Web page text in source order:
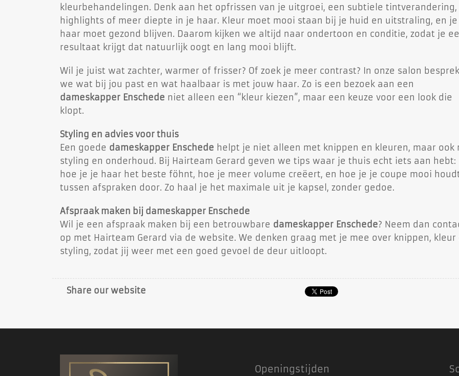
kleurbehandelingen. Denk aan het opfrissen van je uitgroei, een subtiele tintverandering,
highlights of meer diepte in je haar. Kleur moet mooi staan bij je huid en uitstraling, en je
haar moet gezond blijven. Daarom kijken we altijd naar ondertoon en conditie, zodat je
resultaat krijgt dat natuurlijk oogt en lang mooi blijft.
Wil je juist wat zachter, warmer of frisser? Of zoek je meer contrast? In onze salon
we wat bij jou past en wat haalbaar is met jouw haar. Zo is een bezoek aan een
dameskapper Enschede niet alleen een “kleur kiezen”, maar een keuze voor een look die
klopt.
Styling en advies voor thuis
Een goede dameskapper Enschede helpt je niet alleen met knippen en kleuren, maar ook
styling en onderhoud. Bij Hairteam Gerard geven we tips waar je thuis echt iets aan hebt:
hoe je je haar het beste föhnt, hoe je meer volume creëert, en hoe je je coupe mooi
tussen afspraken door. Zo haal je het maximale uit je kapsel, zonder gedoe.
Afspraak maken bij dameskapper Enschede
Wil je een afspraak maken bij een betrouwbare dameskapper Enschede? Neem dan
op met Hairteam Gerard via de website. We denken graag met je mee over knippen, kleur
styling, zodat jij weer met een goed gevoel de deur uitloopt.
Share our website
Openingstijden